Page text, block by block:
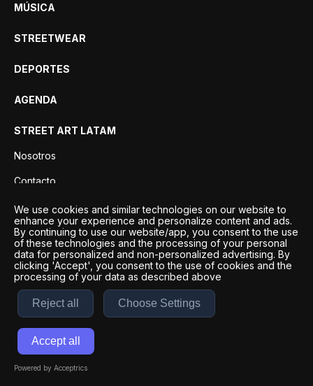
MÚSICA
STREETWEAR
DEPORTES
AGENDA
STREET ART LATAM
Nosotros
Contacto
Privacidad
Desarrollo por
Términos y condiciones
We use cookies and similar technologies on our website to
enhance your experience and personalize content and ads.
By continuing to use our website/app, you consent to the use
of these technologies and the processing of your personal
data for personalized and non-personalized advertising. By
clicking 'Accept', you consent to the use of cookies and the
processing of your data as described above
Reject all Choose Settings
Accept all
Powered by Acceptrics